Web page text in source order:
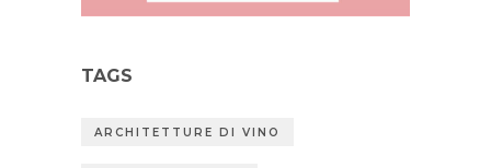
TAGS
ARCHITETTURE DI VINO